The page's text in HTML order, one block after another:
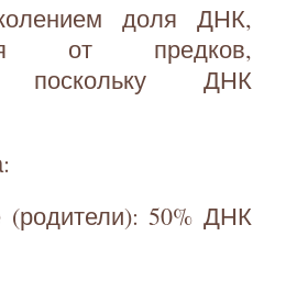
доля ДНК,
от предков,
поскольку ДНК
(родители): 50% ДНК